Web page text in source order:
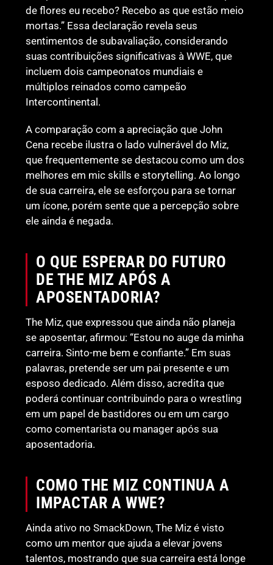
de flores eu recebo? Recebo as que estão meio
mortas.” Essa declaração revela seus
sentimentos de subavaliação, considerando
suas contribuições significativas à WWE, que
incluem dois campeonatos mundiais e
múltiplos reinados como campeão
Intercontinental.
A comparação com a apreciação que John
Cena recebe ilustra o lado vulnerável do Miz,
que frequentemente se destacou como um dos
melhores em mic skills e storytelling. Ao longo
de sua carreira, ele se esforçou para se tornar
um ícone, porém sente que a percepção sobre
ele ainda é negada.
O QUE ESPERAR DO FUTURO
DE THE MIZ APÓS A
APOSENTADORIA?
The Miz, que expressou que ainda não planeja
se aposentar, afirmou: “Estou no auge da minha
carreira. Sinto-me bem e confiante.” Em suas
palavras, pretende ser um pai presente e um
esposo dedicado. Além disso, acredita que
poderá continuar contribuindo para o wrestling
em um papel de bastidores ou em um cargo
como comentarista ou manager após sua
aposentadoria.
COMO THE MIZ CONTINUA A
IMPACTAR A WWE?
Ainda ativo no SmackDown, The Miz é visto
como um mentor que ajuda a elevar jovens
talentos, mostrando que sua carreira está longe